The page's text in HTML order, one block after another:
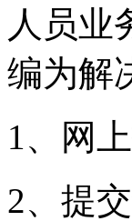
人员业
编为解
1、网
2、提